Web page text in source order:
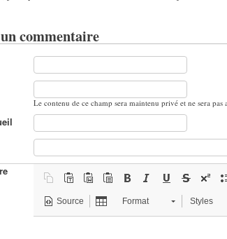
commentaire
Le contenu de ce champ sera maintenu privé et ne sera pas
Source Format Styles